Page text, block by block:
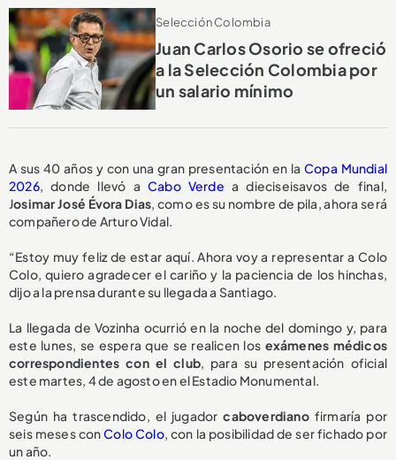
Selección Colombia
Juan Carlos Osorio se ofreció
a la Selección Colombia por
un salario mínimo
A sus 40 años y con una gran presentación en laCopa Mundial
2026, donde llevó a Cabo Verde a dieciseisavos de final,
Josimar José Évora Dias , como es su nombre de pila, ahora será
compañero de Arturo Vidal.
“Estoy muy feliz de estar aquí. Ahora voy a representar a Colo
Colo, quiero agradecer el cariño y la paciencia de los hinchas,
dijo a la prensa durante su llegada a Santiago.
La llegada de Vozinha ocurrió en la noche del domingo y, para
este lunes, se espera que se realicen los exámenes médicos
correspondientes con el club, para su presentación oficial
este martes, 4 de agosto en el Estadio Monumental.
Según ha trascendido, el jugadorcaboverdianofirmaría por
seis meses conColo Colo, con la posibilidad de ser fichado por
un año.